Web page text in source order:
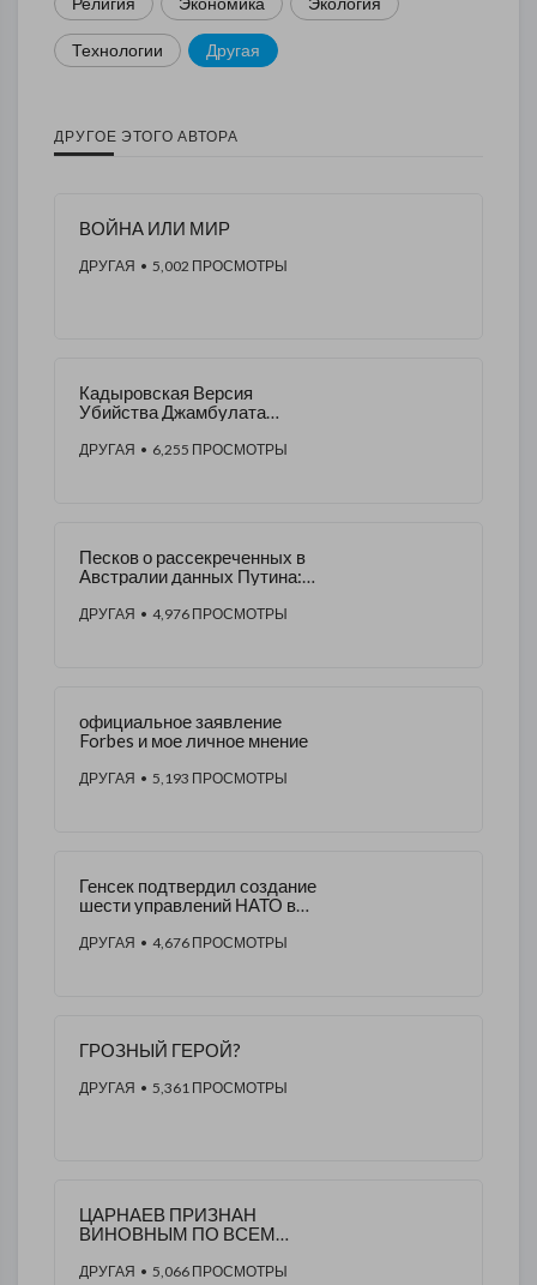
Технологии Другая
ДРУГОЕ ЭТОГО АВТОРА
ВОЙНА ИЛИ МИР
ДРУГАЯ • 5,002 ПРОСМОТРЫ
Кадыровская Версия
Убийства Джамбулата
ДРУГАЯ • 6,255 ПРОСМОТРЫ
Песков о рассекреченных в
Австралии данных Путина:
ДРУГАЯ • 4,976 ПРОСМОТРЫ
официальное заявление
Forbes и мое личное мнение
ДРУГАЯ • 5,193 ПРОСМОТРЫ
Генсек подтвердил создание
шести управлений НАТО в
ДРУГАЯ • 4,676 ПРОСМОТРЫ
ГРОЗНЫЙ ГЕРОЙ?
ДРУГАЯ • 5,361 ПРОСМОТРЫ
ЦАРНАЕВ ПРИЗНАН
ВИНОВНЫМ ПО ВСЕМ
КАЗНИТЬ ИЛИ
ДРУГАЯ • 5,066 ПРОСМОТРЫ